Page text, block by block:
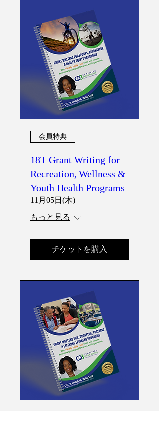
会員特典
18T Grant Writing for
Recreation, Wellness &
Youth Health Programs
11月05日(木)
もっと見る
チケットを購入